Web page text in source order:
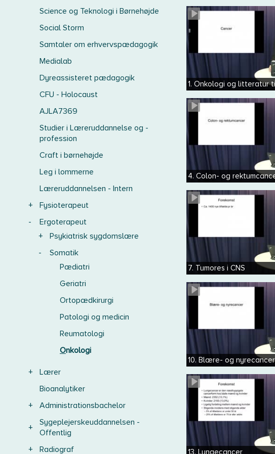
Science og Teknologi i Børnehøjde
Social Storm
Samtaler om erhvervspædagogik
Medialab
Dyreassisteret pædagogik
CFU - Holocaust
AJLA7369
Studier i Læreruddannelse og -
profession
Craft i børnehøjde
Leg i lommerne
Læreruddannelsen - Intern
+
Fysioterapeut
-
Ergoterapeut
+
Psykiatrisk sygdomslære
-
Somatik
Pædiatri
Geriatri
Ortopædkirurgi
Patologi og medicin
Reumatologi
Onkologi
+
Lærer
Bioanalytiker
+
Administrationsbachelor
+
Sygeplejerskeuddannelsen -
Offentlig
+
Radiograf
1. Onkologi og litteratur
4. Colon- og
7. Tumores i CNS
10. Blære- og nyrecancer
13. Lungecancer